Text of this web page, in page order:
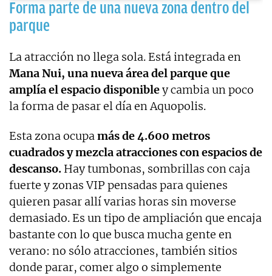
Forma parte de una nueva zona dentro del
parque
La atracción no llega sola. Está integrada en
Mana Nui, una nueva área del parque que
amplía el espacio disponibley cambia un poco
la forma de pasar el día en Aquopolis.
Esta zona ocupamás de 4.600 metros
cuadrados y mezcla atracciones con espacios de
descanso. Hay tumbonas, sombrillas con caja
fuerte y zonas VIP pensadas para quienes
quieren pasar allí varias horas sin moverse
demasiado. Es un tipo de ampliación que encaja
bastante con lo que busca mucha gente en
verano: no sólo atracciones, también sitios
donde parar, comer algo o simplemente